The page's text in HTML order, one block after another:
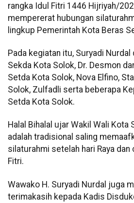
rangka Idul Fitri 1446 Hijriyah/
mempererat hubungan
lingkup Pemerintah Kota Beras
Pada kegiatan itu, Suryadi Nurdal
Sekda Kota Solok, Dr. Desmon
Setda Kota Solok, Nova Elfino,
Solok, Zulfadli serta beberapa
Setda Kota Solok.
Halal Bihalal ujar Wakil Wali Kota
adalah tradisional saling
silaturahmi setelah hari Raya dan
Fitri.
Wawako H. Suryadi Nurdal juga
terimakasih kepada Kadis